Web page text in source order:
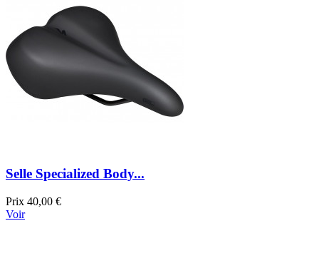
Selle Specialized Body...
Prix 40,00 €
Voir